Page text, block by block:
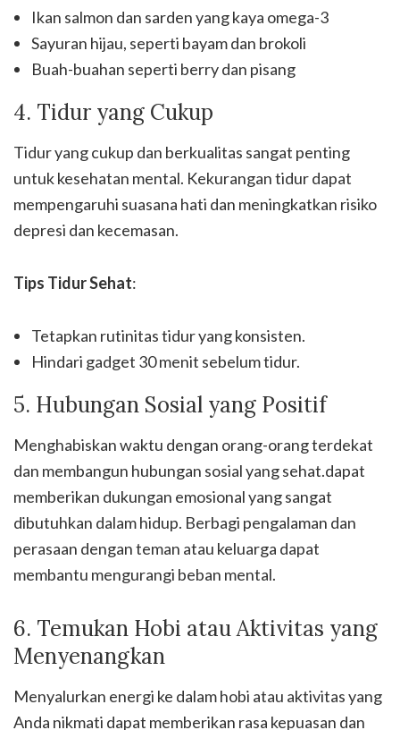
Ikan salmon dan sarden yang kaya omega-3
Sayuran hijau, seperti bayam dan brokoli
Buah-buahan seperti berry dan pisang
4. Tidur yang Cukup
Tidur yang cukup dan berkualitas sangat penting
untuk kesehatan mental. Kekurangan tidur dapat
mempengaruhi suasana hati dan meningkatkan risiko
depresi dan kecemasan.
Tips Tidur Sehat:
Tetapkan rutinitas tidur yang konsisten.
Hindari gadget 30 menit sebelum tidur.
5. Hubungan Sosial yang Positif
Menghabiskan waktu dengan orang-orang terdekat
dan membangun hubungan sosial yang sehat.dapat
memberikan dukungan emosional yang sangat
dibutuhkan dalam hidup. Berbagi pengalaman dan
perasaan dengan teman atau keluarga dapat
membantu mengurangi beban mental.
6. Temukan Hobi atau Aktivitas yang
Menyenangkan
Menyalurkan energi ke dalam hobi atau aktivitas yang
Anda nikmati dapat memberikan rasa kepuasan dan